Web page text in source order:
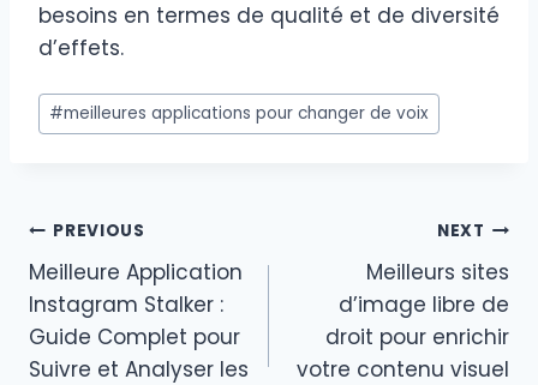
besoins en termes de qualité et de diversité
d’effets.
Post
Tags:
#meilleures applications pour changer de voix
Post
navigation
PREVIOUS
Meilleure Application
Instagram Stalker :
Guide Complet pour
Suivre et Analyser les
NEXT
Meilleurs sites
d’image libre de
droit pour enrichir
votre contenu visuel